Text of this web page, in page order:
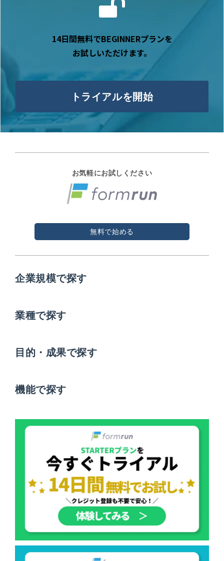
14日間無料でBEGINNERプランを
お試しいただけます。
トライアルを開始
お気軽にお試しください
無料で始める
企業規模で探す
業種で探す
目的・成果で探す
機能で探す